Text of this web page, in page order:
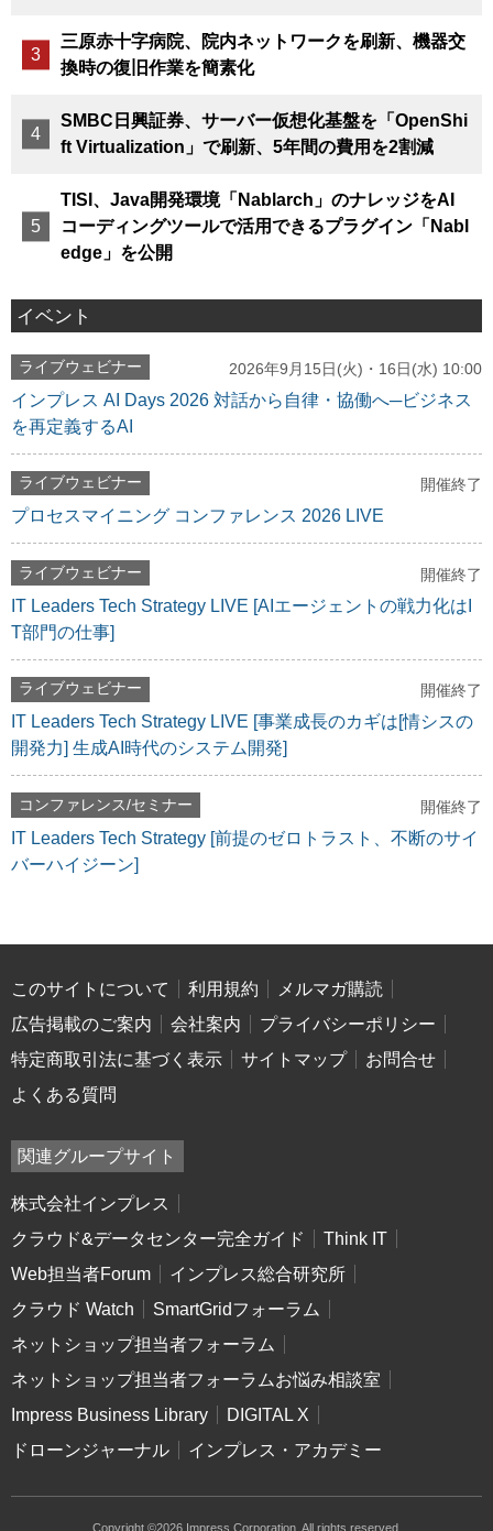
三原赤十字病院、院内ネットワークを刷新、機器交
換時の復旧作業を簡素化
SMBC日興証券、サーバー仮想化基盤を「OpenShi
ft Virtualization」で刷新、5年間の費用を2割減
TISI、Java開発環境「Nablarch」のナレッジをAI
コーディングツールで活用できるプラグイン「Nabl
edge」を公開
イベント
ライブウェビナー 2026年9月15日(火)・16日(水) 10:00
インプレス AI Days 2026 対話から自律・協働へ─ビジネス
を再定義するAI
ライブウェビナー 開催終了
プロセスマイニング コンファレンス 2026 LIVE
ライブウェビナー 開催終了
IT Leaders Tech Strategy LIVE [AIエージェントの戦力化はI
T部門の仕事]
ライブウェビナー 開催終了
IT Leaders Tech Strategy LIVE [事業成長のカギは[情シスの
開発力] 生成AI時代のシステム開発]
コンファレンス/セミナー 開催終了
IT Leaders Tech Strategy [前提のゼロトラスト、不断のサイ
バーハイジーン]
このサイトについて 利用規約
メルマガ購読
広告掲載のご案内
会社案内
プライバシーポリシー
特定商取引法に基づく表示
サイトマップ
お問合せ
よくある質問
関連グループサイト
株式会社インプレス
クラウド&データセンター完全ガイド
Think IT
Web担当者Forum
インプレス総合研究所
クラウド Watch
SmartGridフォーラム
ネットショップ担当者フォーラム
ネットショップ担当者フォーラムお悩み相談室
Impress Business Library
DIGITAL X
ドローンジャーナル
インプレス・アカデミー
Copyright ©2026 Impress Corporation. All rights reserved.